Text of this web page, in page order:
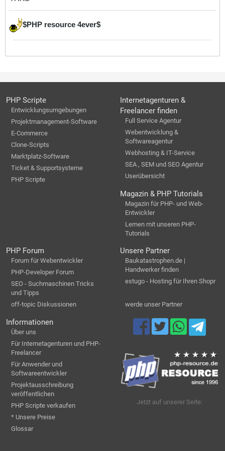
$PHP resource 4ever$
PHP Scripte
Entwicklungsumgebungen
Projektmanagement-Software
E-Commerce
Clone-Scripts
Marktplatz-Software
Ticket & Supportsysteme
PHP Scripte
Internetagenturen &
Freelancer finden
Full Service Agentur
Webentwicklung &
Softwareagentur
Webhosting & IT-Service
SEA , SEM und SEO Agentur
Userübersicht
Magazin & PHP Tutorials
Magazin für PHP- und Web-
Entwickler
Lernen mit unseren PHP-
Tutorials
PHP Forum
Forum für Webentwickler
PHP-Developer Forum
SEO - Suchmaschinen Tricks
und Tipps
off-topic Diskussionen
Unsere Partner
Baukatastrophen.de |
Handwerker finden
estugo - Hosting für Ihren Shopr
werde unser Partner
Informationen
Über uns
Für Internetagenturen und PHP-
Freelancer
Für Anwender und
Softwareentwickler
Projektausschreibung
veröffentlichen
PHP Scripte verkaufen
* Unsere Preise
Glossar
Jetzt auf unserer Seite: